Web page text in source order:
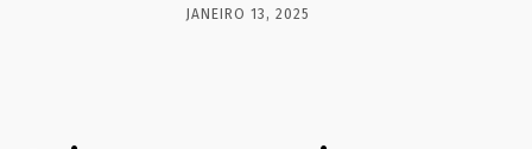
JANEIRO 13, 2025